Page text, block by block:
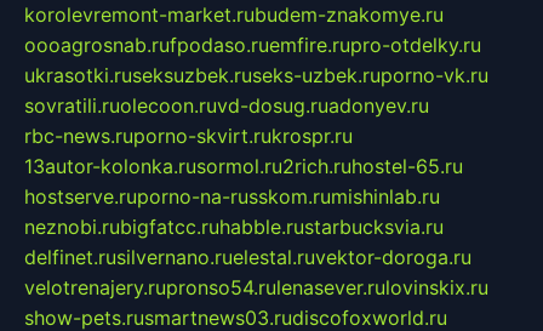
korolevremont-market.rubudem-znakomye.ru
oooagrosnab.rufpodaso.ruemfire.rupro-otdelky.ru
ukrasotki.ruseksuzbek.ruseks-uzbek.ruporno-vk.ru
sovratili.ruolecoon.ruvd-dosug.ruadonyev.ru
rbc-news.ruporno-skvirt.rukrospr.ru
13autor-kolonka.rusormol.ru2rich.ruhostel-65.ru
hostserve.ruporno-na-russkom.rumishinlab.ru
neznobi.rubigfatcc.ruhabble.rustarbucksvia.ru
delfinet.rusilvernano.ruelestal.ruvektor-doroga.ru
velotrenajery.rupronso54.rulenasever.rulovinskix.ru
show-pets.rusmartnews03.rudiscofoxworld.ru